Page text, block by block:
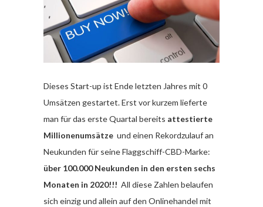
Dieses Start-up ist Ende letzten Jahres mit 0
Umsätzen gestartet. Erst vor kurzem lieferte
man für das erste Quartal bereits attestierte
Millionenumsätze und einen Rekordzulauf an
Neukunden für seine Flaggschiff-CBD-Marke:
über 100.000 Neukunden in den ersten sechs
Monaten in 2020!!! All diese Zahlen belaufen
sich einzig und allein auf den Onlinehandel mit